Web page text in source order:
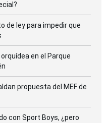
de ley para impedir que
en el Parque
propuesta del MEF de
con Sport Boys, ¿pero